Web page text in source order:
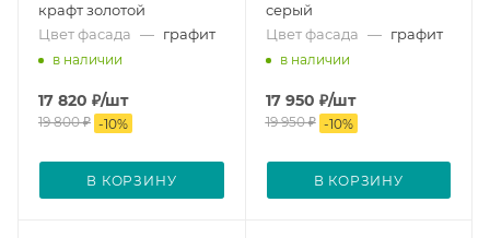
крафт золотой
Цвет фасада — графит
в наличии
17 820 ₽/шт
19 800₽ -10%
В КОРЗИНУ
серый
Цвет фасада — графит
в наличии
17 950 ₽/шт
19 950₽ -10%
В КОРЗИНУ